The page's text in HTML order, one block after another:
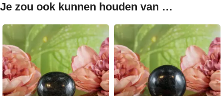
Je zou ook kunnen houden van …